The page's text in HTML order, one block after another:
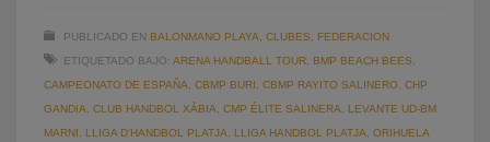
PUBLICADO EN BALONMANO PLAYA CLUBES
FEDERACION
ETIQUETADO BAJO: ARENA HANDBALL TOUR BMP BEACH BEES
CAMPEONATO DE ESPAÑA
CBMP BURI CBMP RAYITO SALINERO CHP
GANDIA
CLUB HANDBOL XÀBIA CMP ÉLITE SALINERA
LEVANTE UD-BM
MARNI
LLIGA D’HANDBOL PLATJA LLIGA HANDBOL PLATJA ORIHUELA